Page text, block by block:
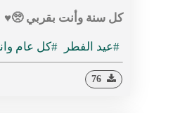
كل سنة وأنت بقربي 🥺♥️
#عيد الفطر #كل عام